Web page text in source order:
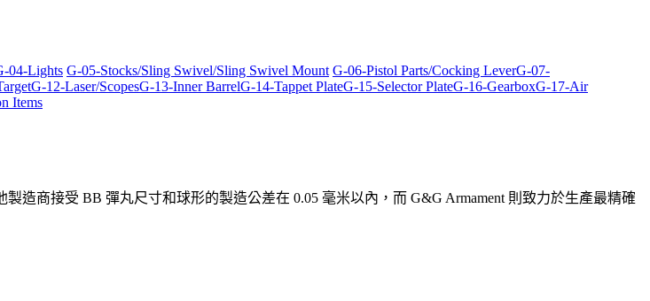
04-Lights G-05-Stocks/Sling Swivel/Sling Swivel Mount G-06-Pistol Parts/Cocking LeverG-07-
G-12-Laser/ScopesG-13-Inner BarrelG-14-Tappet PlateG-15-Selector PlateG-16-GearboxG-17-Air
Items
造商接受 BB 彈丸尺寸和球形的製造公差在 0.05 毫米以內，而 G&G Armament 則致力於生產最精確